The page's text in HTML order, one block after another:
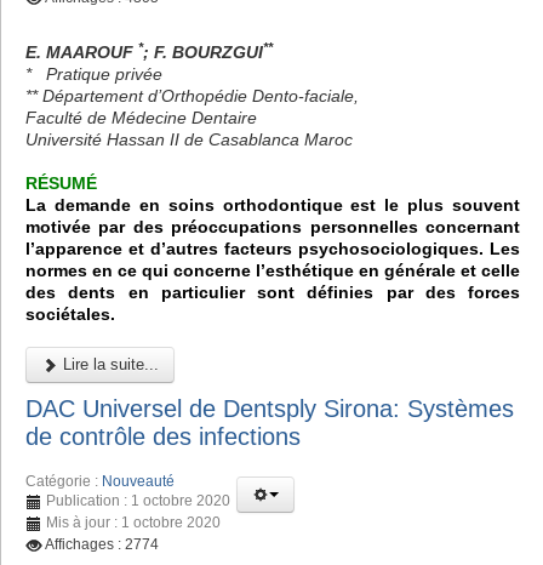
E. MAAROUF *; F. BOURZGUI**
* Pratique privée
** Département d’Orthopédie Dento-faciale,
Faculté de Médecine Dentaire
Université Hassan II de Casablanca Maroc
RÉSUMÉ
La demande en soins orthodontique est le plus souvent
motivée par des préoccupations personnelles concernant
l’apparence et d’autres facteurs psychosociologiques. Les
normes en ce qui concerne l’esthétique en générale et celle
des dents en particulier sont définies par des forces
sociétales.
Lire la suite...
DAC Universel de Dentsply Sirona: Systèmes
de contrôle des infections
Catégorie : Nouveauté
Publication : 1 octobre 2020
Mis à jour : 1 octobre 2020
Affichages : 2774